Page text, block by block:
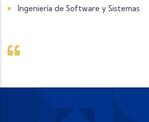
Ingeniería de Software y Sistemas